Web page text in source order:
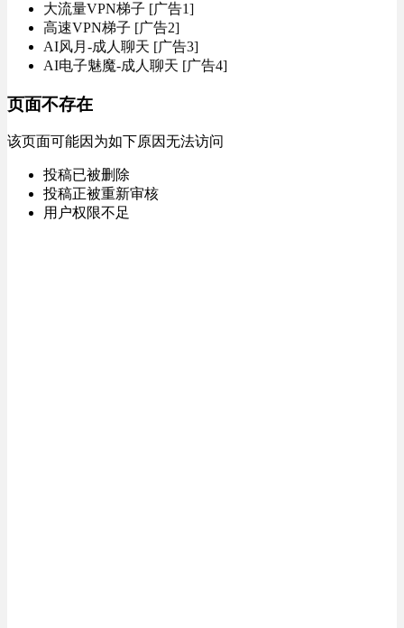
大流量VPN梯子 [广告1]
高速VPN梯子 [广告2]
AI风月-成人聊天 [广告3]
AI电子魅魔-成人聊天 [广告4]
页面不存在
该页面可能因为如下原因无法访问
投稿已被删除
投稿正被重新审核
用户权限不足